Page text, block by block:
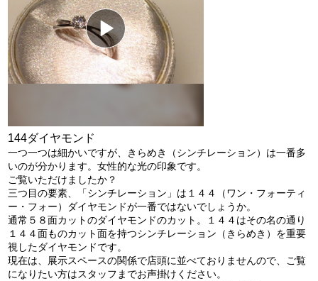
144ダイヤモンド
一つ一つは細かいですが、きらめき（シンチレーション）は一番多
いのが分かります。女性的な光の印象です。
ご覧いただけましたか？
三つ目の要素、「シンチレーション」は１４４（ワン・フォーティ
ー・フォー）ダイヤモンドが一番ではないでしょうか。
通常５８面カットのダイヤモンドのカット。１４４はその名の通り
１４４面ものカット面を持つシンチレーション（きらめき）を重要
視したダイヤモンドです。
現在は、展示スペースの関係で店頭に並べておりませんので、ご覧
になりたい方はスタッフまでお声掛けください。